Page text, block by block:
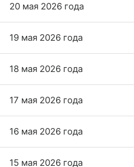
20 мая 2026 года
19 мая 2026 года
18 мая 2026 года
17 мая 2026 года
16 мая 2026 года
15 мая 2026 года